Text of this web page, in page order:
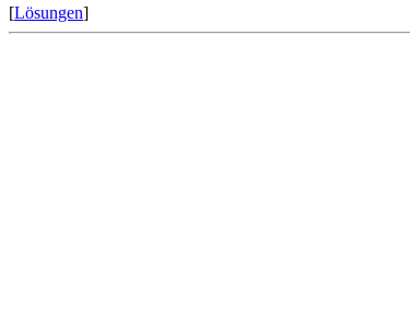
[Lösungen]